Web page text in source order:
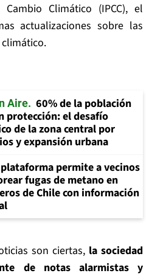
Climático (IPCC), el
actualizaciones sobre las
Aire
60% de la población
protección: el desafío
de la zona central por
y expansión urbana
permite a vecinos
fugas de metano en
de Chile con información
son ciertas, la sociedad
de notas alarmistas y